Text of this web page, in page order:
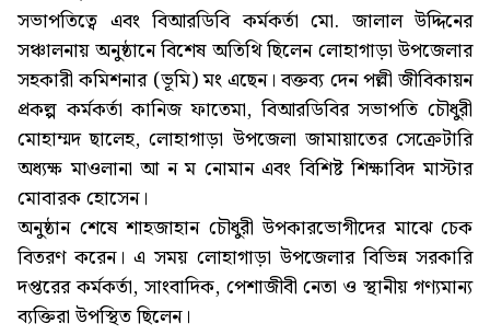
সভাপতিত্বে এবং বিআরডিবি কর্মকর্তা মো. জালাল উদ্দিনের
সঞ্চালনায় অনুষ্ঠানে বিশেষ অতিথি ছিলেন লোহাগাড়া উপজেলার
সহকারী কমিশনার (ভূমি) মং এছেন। বক্তব্য দেন পল্লী জীবিকায়ন
প্রকল্প কর্মকর্তা কানিজ ফাতেমা, বিআরডিবির সভাপতি চৌধুরী
মোহাম্মদ ছালেহ, লোহাগাড়া উপজেলা জামায়াতের সেক্রেটারি
অধ্যক্ষ মাওলানা আ ন ম নোমান এবং বিশিষ্ট শিক্ষাবিদ মাস্টার
মোবারক হোসেন।
অনুষ্ঠান শেষে শাহজাহান চৌধুরী উপকারভোগীদের মাঝে চেক
বিতরণ করেন। এ সময় লোহাগাড়া উপজেলার বিভিন্ন সরকারি
দপ্তরের কর্মকর্তা, সাংবাদিক, পেশাজীবী নেতা ও স্থানীয় গণ্যমান্য
ব্যক্তিরা উপস্থিত ছিলেন।